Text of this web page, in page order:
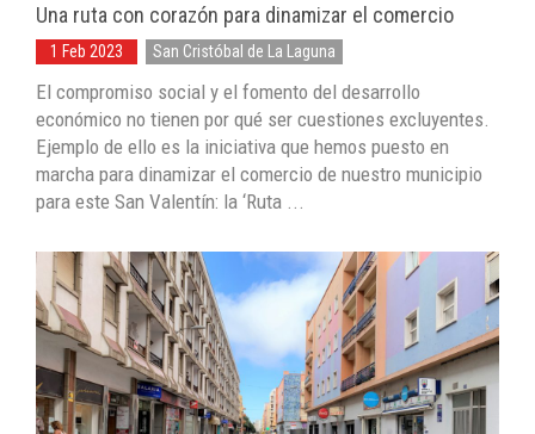
Una ruta con corazón para dinamizar el comercio
1 Feb 2023 San Cristóbal de La Laguna
El compromiso social y el fomento del desarrollo
económico no tienen por qué ser cuestiones excluyentes.
Ejemplo de ello es la iniciativa que hemos puesto en
marcha para dinamizar el comercio de nuestro municipio
para este San Valentín: la ‘Ruta ...